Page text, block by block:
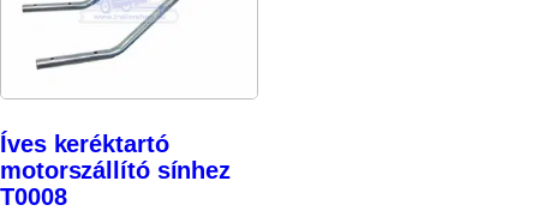
Íves keréktartó
motorszállító sínhez
T0008